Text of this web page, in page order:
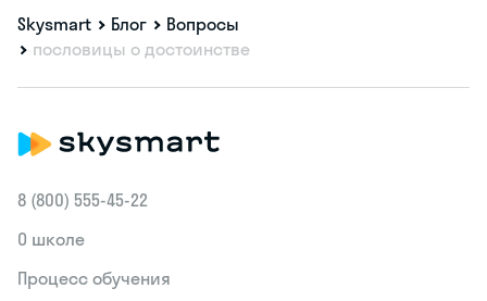
Skysmart Блог
Вопросы
пословицы о достоинстве
8 (800) 555‑45-22
О школе
Процесс обучения